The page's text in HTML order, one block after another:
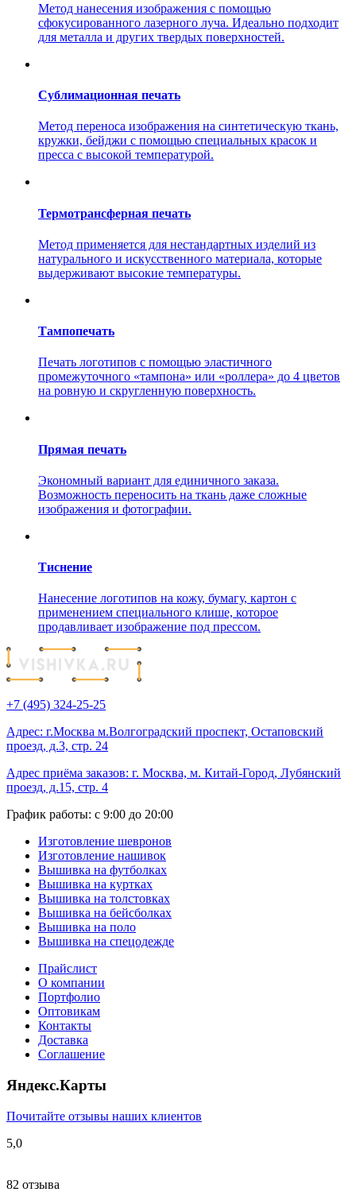
Метод нанесения изображения с помощью
сфокусированного лазерного луча. Идеально подходит
для металла и других твердых поверхностей.
Сублимационная печать
Метод переноса изображения на синтетическую ткань,
кружки, бейджи с помощью специальных красок и
пресса с высокой температурой.
Термотрансферная печать
Метод применяется для нестандартных изделий из
натурального и искусственного материала, которые
выдерживают высокие температуры.
Тампопечать
Печать логотипов с помощью эластичного
промежуточного «тампона» или «роллера» до 4 цветов
на ровную и скругленную поверхность.
Прямая печать
Экономный вариант для единичного заказа.
Возможность переносить на ткань даже сложные
изображения и фотографии.
Тиснение
Нанесение логотипов на кожу, бумагу, картон с
применением специального клише, которое
продавливает изображение под прессом.
+7 (495) 324-25-25
Адрес: г.Москва м.Волгоградский проспект, Остаповский
проезд, д.3, стр. 24
Адрес приёма заказов: г. Москва, м. Китай-Город, Лубянский
проезд, д.15, стр. 4
График работы: с 9:00 до 20:00
Изготовление шевронов
Изготовление нашивок
Вышивка на футболках
Вышивка на куртках
Вышивка на толстовках
Вышивка на бейсболках
Вышивка на поло
Вышивка на спецодежде
Прайслист
О компании
Портфолио
Оптовикам
Контакты
Доставка
Соглашение
Яндекс.Карты
Почитайте отзывы наших клиентов
5,0
82 отзыва